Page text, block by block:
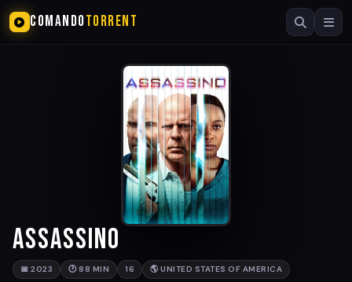
COMANDOTORRENT
Assassino
📅 2023 🕐 88 MIN 16 🌎 UNITED STATES OF AMERICA